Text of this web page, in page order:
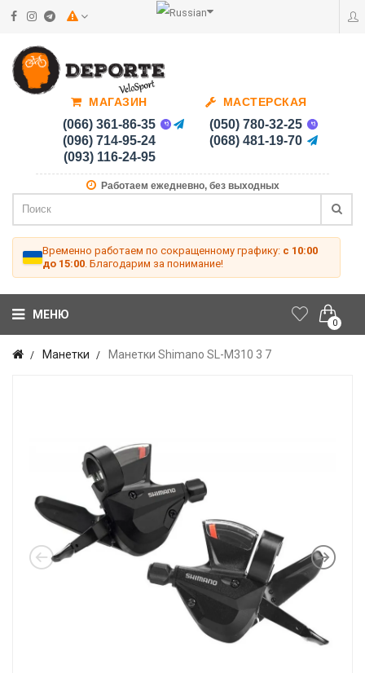
МАГАЗИН
(066) 361-86-35
(096) 714-95-24
(093) 116-24-95
МАСТЕРСКАЯ
(050) 780-32-25
(068) 481-19-70
Работаем ежедневно, без выходных
Временно работаем по сокращенному графику: с 10:00
до 15:00 . Благодарим за понимание!
0
МЕНЮ
Манетки Манетки Shimano SL-M310 3 7